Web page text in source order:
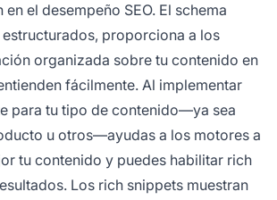
el desempeño SEO. El schema
proporciona a los
organizada sobre tu contenido en
fácilmente. Al implementar
para tu tipo de contenido—ya sea
u otros—ayudas a los motores a
tu contenido y puedes habilitar rich
Los rich snippets muestran